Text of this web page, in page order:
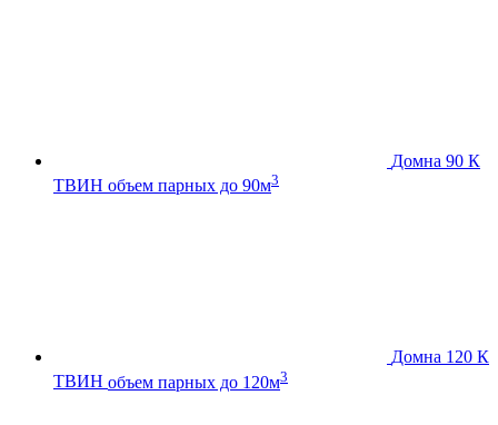
Домна 90 К
ТВИН объем парных до 90м3
Домна 120 К
ТВИН объем парных до 120м3